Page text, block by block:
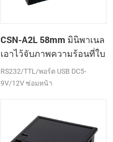
CSN-A2L 58mm มินิพาเนล
เอาไว้จับภาพความร้อนที่ใบ
เสร็จของเครื่องพิมพ์
RS232/TTL/พอร์ต USB DC5-
9V/12V ซ่อมหน้า